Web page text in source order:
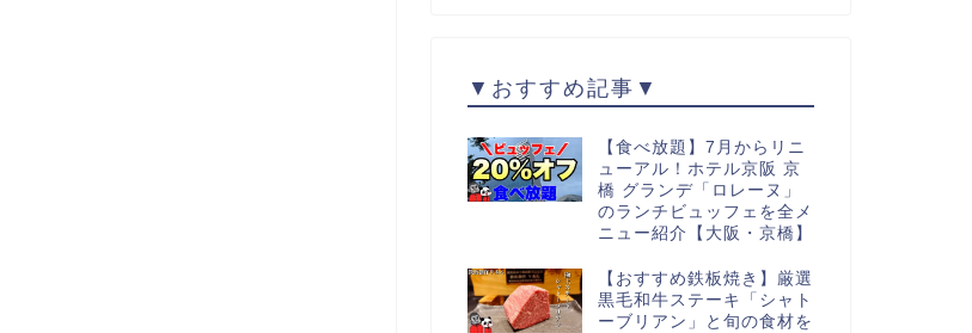
▼おすすめ記事▼
【食べ放題】7月からリニ
ューアル！ホテル京阪 京
橋 グランデ「ロレーヌ」
のランチビュッフェを全メ
ニュー紹介【大阪・京橋】
【おすすめ鉄板焼き】厳選
黒毛和牛ステーキ「シャト
ーブリアン」と旬の食材を